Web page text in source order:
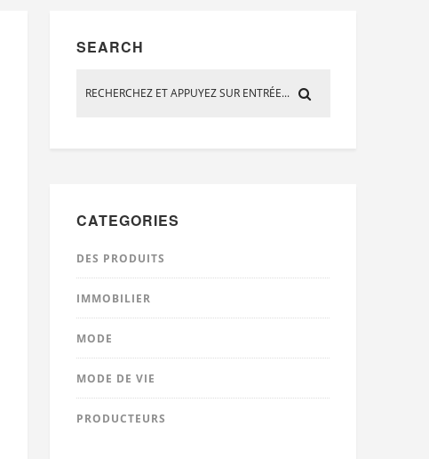
SEARCH
CATEGORIES
DES PRODUITS
IMMOBILIER
MODE
MODE DE VIE
PRODUCTEURS